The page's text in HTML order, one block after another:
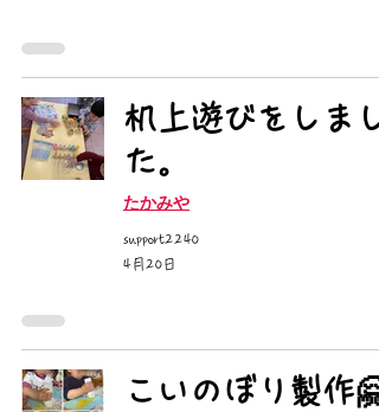
机上遊びをしまし
た。
たかみや
support2240
4月20日
こいのぼり製作🤗